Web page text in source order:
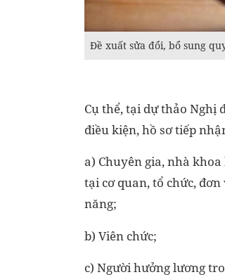
Đề xuất sửa đổi, bổ sung
Cụ thể, tại dự thảo Nghị
điều kiện, hồ sơ tiếp
a) Chuyên gia, nhà
tại cơ quan, tổ chức,
năng;
b) Viên chức;
c) Người hưởng lương